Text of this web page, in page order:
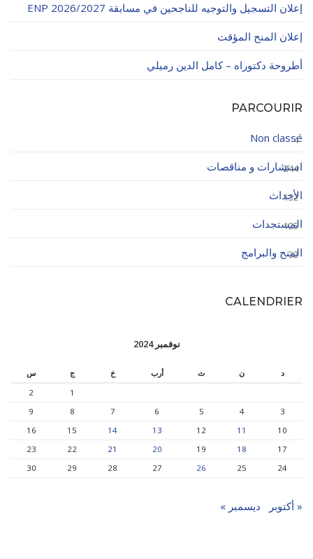
إعلان التسجيل والتوجيه للناجحين في مسابقة ENP 2026/2027
إعلان المنح المؤقت
أطروحة دكتوراه – كامل الدين رميلي
PARCOURIR
Non classé
4
استشارات و مناقصات
244
الأحداث
132
المستجدات
125
المنح والبرامج
32
CALENDRIER
نوفمبر 2024
د ن ث أرب خ ج
س
1
2
3
4
5
6
7
8
9
10
11
12
13
14
15
16
17
18
19
20
21
22
23
24
25
26
27
28
29
30
« أكتوبر ديسمبر »